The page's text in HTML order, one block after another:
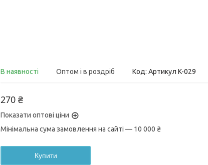
В наявності Оптом і в роздріб Код: Артикул K-029
270 ₴
Показати оптові ціни
Мінімальна сума замовлення на сайті — 10 000 ₴
Купити